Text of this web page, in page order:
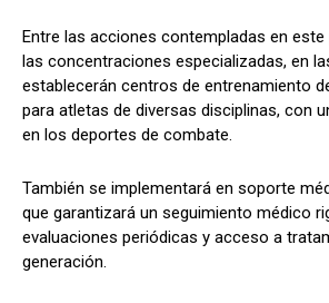
Entre las acciones contempladas en este
las concentraciones especializadas, en
establecerán centros de entrenamiento
para atletas de diversas disciplinas, con
en los deportes de combate.
También se implementará en soporte
que garantizará un seguimiento médico
evaluaciones periódicas y acceso a
generación.